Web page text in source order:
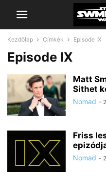
Kezdőlap Címkék Episode IX
Episode IX
Matt
Sithet
Nomad -
Friss
Nomad -